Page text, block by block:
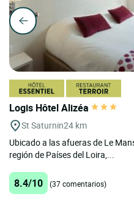
Logis Hôtel Alizéa
St Saturnin24 km
Ubicado a las afueras de Le
región de Países del Loira,...
8.4/10 (37 comentarios)